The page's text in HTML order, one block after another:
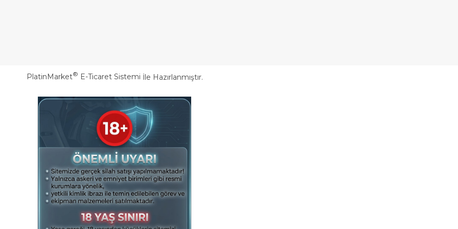
PlatinMarket® E-Ticaret Sistemi İle Hazırlanmıştır.